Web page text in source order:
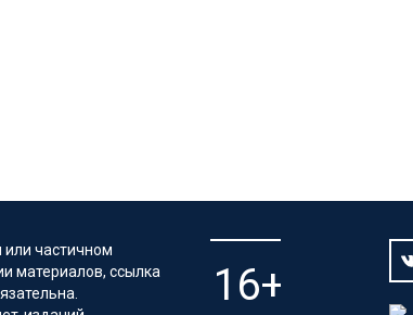
или частичном
материалов, ссылка